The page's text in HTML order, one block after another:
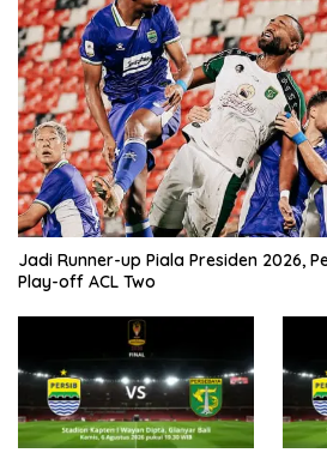
Jadi Runner-up Piala Presiden 2026,
Play-off ACL Two